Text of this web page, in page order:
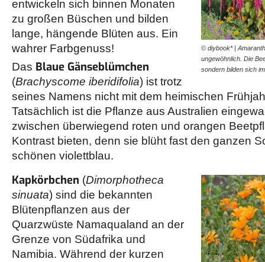
© diybook* |
ungewöhnlich. Die
sondern bilden sich
entwickeln sich binnen Monaten
zu großen Büschen und bilden
lange, hängende Blüten aus. Ein
wahrer Farbgenuss!
Das Blaue Gänseblümchen
(Brachyscome iberidifolia) ist trotz
seines Namens nicht mit dem heimischen
Tatsächlich ist die Pflanze aus Australien
zwischen überwiegend roten und orangen
Kontrast bieten, denn sie blüht fast den ganzen
schönen violettblau.
Kapkörbchen (Dimorphotheca
sinuata) sind die bekannten
Blütenpflanzen aus der
Quarzwüste Namaqualand an der
Grenze von Südafrika und
Namibia. Während der kurzen